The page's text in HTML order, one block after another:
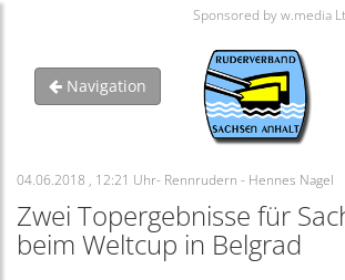
Sponsored by w.media
Navigation
04.06.2018 , 12:21 Uhr- Rennrudern - Hennes Nagel
Zwei Topergebnisse für
beim Weltcup in Belgrad